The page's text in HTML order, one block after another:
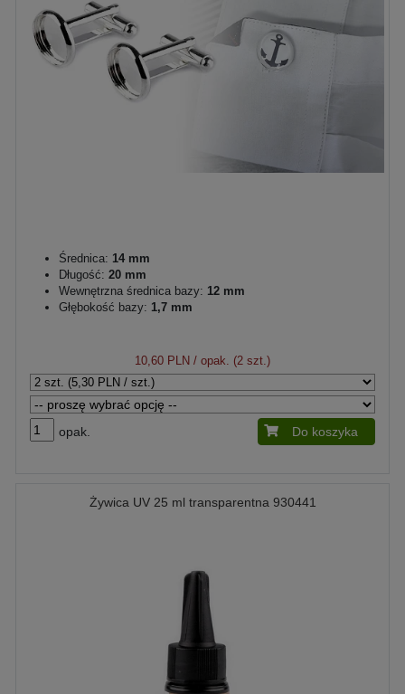
Średnica: 14 mm
Długość: 20 mm
Wewnętrzna średnica bazy: 12 mm
Głębokość bazy: 1,7 mm
10,60 PLN / opak. (2 szt.)
opak. Do koszyka
Żywica UV 25 ml transparentna 930441